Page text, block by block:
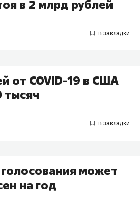
в 2 млрд рублей
от COVID-19 в США
тысяч
может
на год